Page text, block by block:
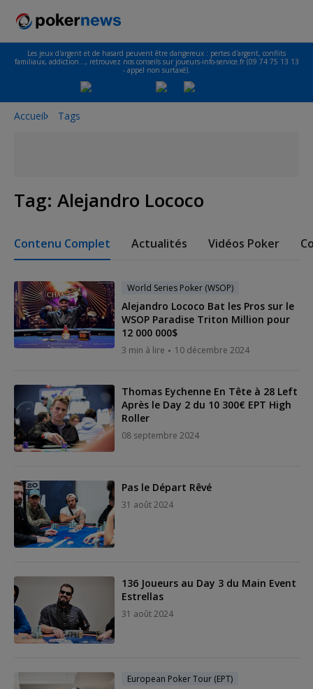
Les jeux d'argent et de hasard peuvent être dangereux : pertes d'argent, conflits
familiaux, addiction…, retrouvez nos conseils sur joueurs-info-service.fr (09 74 75 13 13
- appel non surtaxé).
Accueil Tags
Tag: Alejandro Lococo
Contenu Complet Actualités Vidéos Poker
World Series Poker (WSOP)
Alejandro Lococo Bat les Pros sur le
WSOP Paradise Triton Million pour
12 000 000$
3 min à lire 10 décembre 2024
Thomas Eychenne En Tête à 28 Left
Après le Day 2 du 10 300€ EPT High
Roller
08 septembre 2024
Pas le Départ Rêvé
31 août 2024
136 Joueurs au Day 3 du Main Event
Estrellas
31 août 2024
European Poker Tour (EPT)